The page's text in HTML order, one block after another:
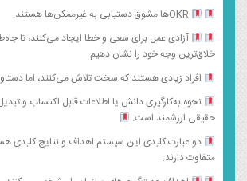
آزادی عمل برای سعی و خطا ایجاد می‌کنند، تا
خلاق‌ترین وجه خود را نشان دهیم.
افراد زیادی هستند که سخت تلاش می‌کنند، اما
نحوه به‌کارگیری دانش یا اطلاعات قابل اکتساب و
حقیقی ارزشمند است.
دو عبارت کلیدی این سیستم اهداف و نتایج کلیدی
متفاوت دارند.